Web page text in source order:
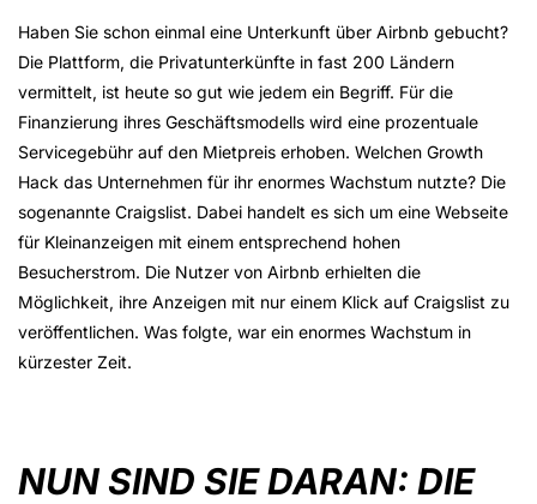
Haben Sie schon einmal eine Unterkunft über Airbnb gebucht?
Die Plattform, die Privatunterkünfte in fast 200 Ländern
vermittelt, ist heute so gut wie jedem ein Begriff. Für die
Finanzierung ihres Geschäftsmodells wird eine prozentuale
Servicegebühr auf den Mietpreis erhoben. Welchen Growth
Hack das Unternehmen für ihr enormes Wachstum nutzte? Die
sogenannte Craigslist. Dabei handelt es sich um eine Webseite
für Kleinanzeigen mit einem entsprechend hohen
Besucherstrom. Die Nutzer von Airbnb erhielten die
Möglichkeit, ihre Anzeigen mit nur einem Klick auf Craigslist zu
veröffentlichen. Was folgte, war ein enormes Wachstum in
kürzester Zeit.
NUN SIND SIE DARAN: DIE